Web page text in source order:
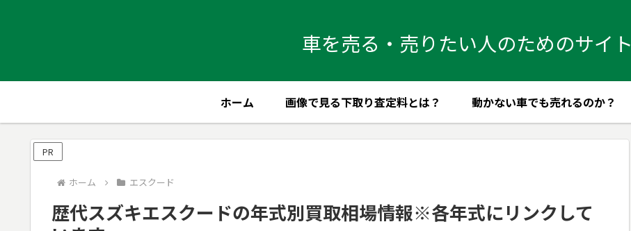
車を売る・売りたい人のためのサイト
ホーム 画像で見る下取り査定料とは？ 動かない車でも売れるのか？
PR
ホーム エスクード
歴代スズキエスクードの年式別買取相場情報※各年式にリンクして